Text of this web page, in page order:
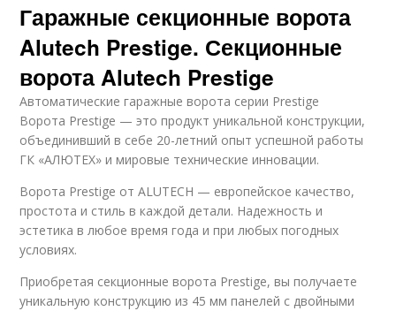
Гаражные секционные ворота
Alutech Prestige. Секционные
ворота Alutech Prestige
Автоматические гаражные ворота серии Prestige
Ворота Prestige — это продукт уникальной конструкции,
объединивший в себе 20-летний опыт успешной работы
ГК «АЛЮТЕХ» и мировые технические инновации.
Ворота Prestige от ALUTECH — европейское качество,
простота и стиль в каждой детали. Надежность и
эстетика в любое время года и при любых погодных
условиях.
Приобретая секционные ворота Prestige, вы получаете
уникальную конструкцию из 45 мм панелей с двойными